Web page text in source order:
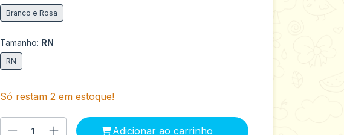
Branco e Rosa
Tamanho: RN
RN
Só restam 2em estoque!